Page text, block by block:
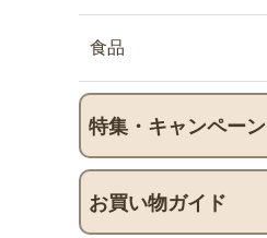
食品
特集・キャンペーン
お買い物ガイド